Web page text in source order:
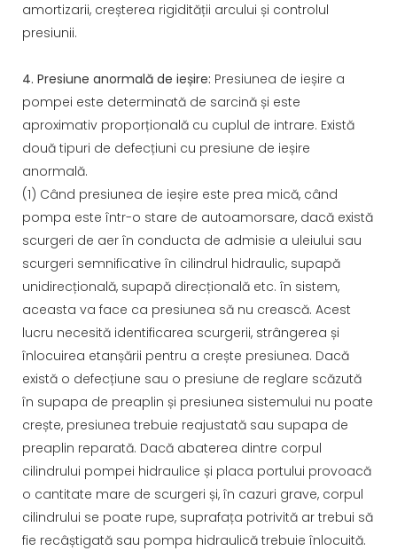
amortizarii, creșterea rigidității arcului și controlul
presiunii.
4. Presiune anormală de ieșire: Presiunea de ieșire a
pompei este determinată de sarcină și este
aproximativ proporțională cu cuplul de intrare. Există
două tipuri de defecțiuni cu presiune de ieșire
anormală.
(1) Când presiunea de ieșire este prea mică, când
pompa este într-o stare de autoamorsare, dacă există
scurgeri de aer în conducta de admisie a uleiului sau
scurgeri semnificative în cilindrul hidraulic, supapă
unidirecțională, supapă direcțională etc. în sistem,
aceasta va face ca presiunea să nu crească. Acest
lucru necesită identificarea scurgerii, strângerea și
înlocuirea etanșării pentru a crește presiunea. Dacă
există o defecțiune sau o presiune de reglare scăzută
în supapa de preaplin și presiunea sistemului nu poate
crește, presiunea trebuie reajustată sau supapa de
preaplin reparată. Dacă abaterea dintre corpul
cilindrului pompei hidraulice și placa portului provoacă
o cantitate mare de scurgeri și, în cazuri grave, corpul
cilindrului se poate rupe, suprafața potrivită ar trebui să
fie recâștigată sau pompa hidraulică trebuie înlocuită.